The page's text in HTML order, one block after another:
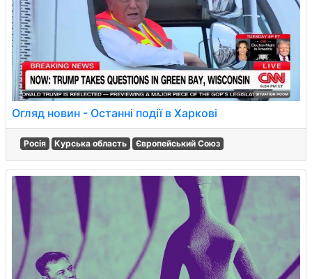
Огляд новин - Останні події в Харкові
Росія Курська область Європейський Союз